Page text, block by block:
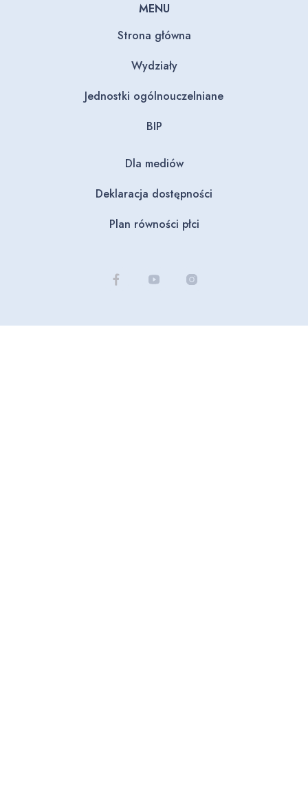
MENU
Strona główna
Wydziały
Jednostki ogólnouczelniane
BIP
Dla mediów
Deklaracja dostępności
Plan równości płci